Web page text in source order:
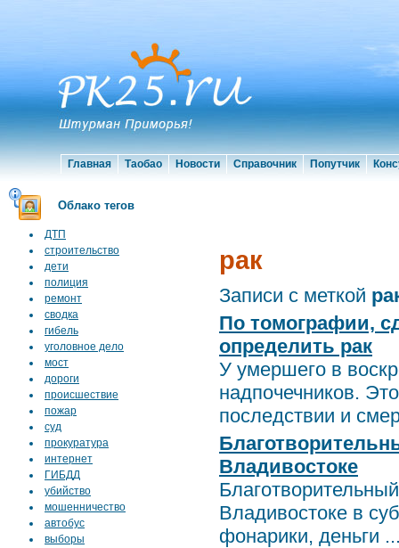
Главная Таобао Новости Справочник Попутчик
Облако тегов
ДТП
строительство
дети
полиция
ремонт
сводка
гибель
уголовное дело
мост
дороги
происшествие
пожар
суд
прокуратура
интернет
ГИБДД
убийство
мошенничество
автобус
выборы
рак
Записи с меткой
По томографии,
определить рак
У умершего в
надпочечников.
последствии и
Владивостоке
Владивостоке в
фонарики, деньги